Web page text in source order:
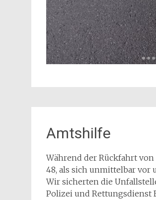
Amtshilfe
Während der Rückfahrt
48, als sich unmittelbar vor
Wir sicherten die
Polizei und Rettungsdienst